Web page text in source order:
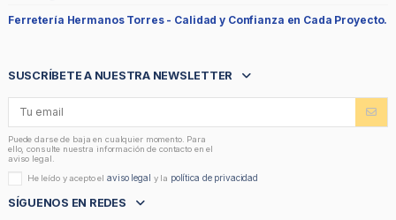
Ferretería Hermanos Torres - Calidad y Confianza en Cada Proyecto.
SUSCRÍBETE A NUESTRA NEWSLETTER
Puede darse de baja en cualquier momento. Para
ello, consulte nuestra información de contacto en el
aviso legal.
He leído y acepto elaviso legal y la política de privacidad
SÍGUENOS EN REDES